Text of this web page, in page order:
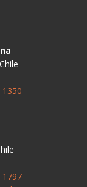
1797